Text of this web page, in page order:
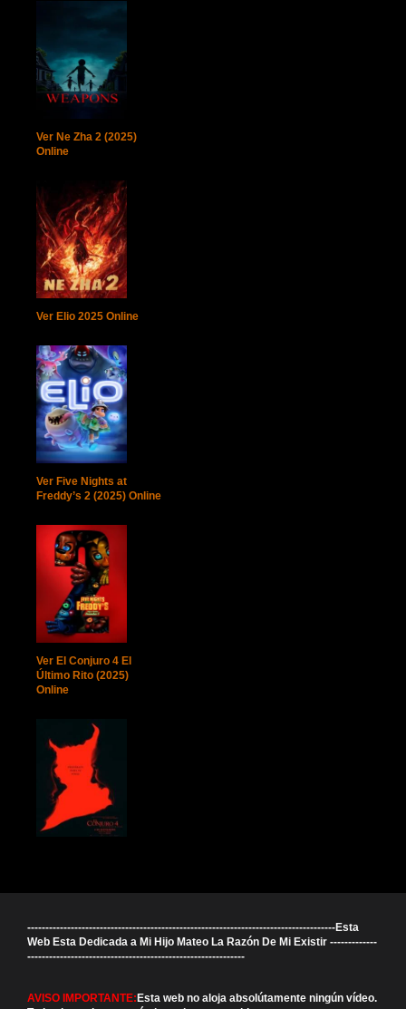
Ver Ne Zha 2 (2025)
Online
Ver Elio 2025 Online
Ver Five Nights at
Freddy’s 2 (2025) Online
Ver El Conjuro 4 El
Último Rito (2025)
Online
-------------------------------------------------------------------------------------Esta
Web Esta Dedicada a Mi Hijo Mateo La Razón De Mi Existir -------------
------------------------------------------------------------
AVISO IMPORTANTE:Esta web no aloja absolútamente ningún vídeo.